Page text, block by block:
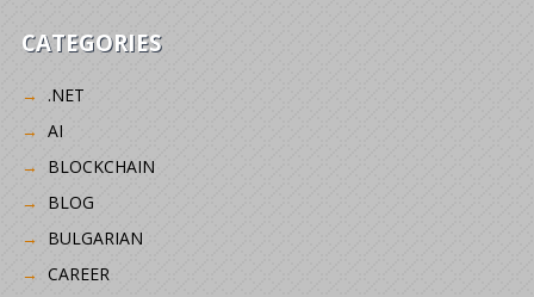
CATEGORIES
.NET
AI
BLOCKCHAIN
BLOG
BULGARIAN
CAREER